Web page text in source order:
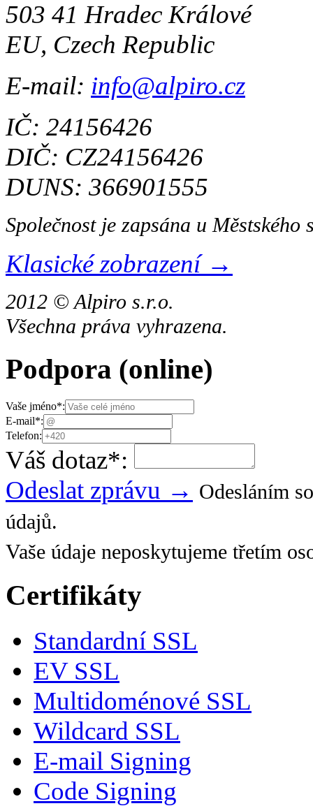
503 41 Hradec Králové
EU, Czech Republic
E-mail: info@alpiro.cz
IČ: 24156426
DIČ: CZ24156426
DUNS: 366901555
Společnost je zapsána u
Klasické zobrazení →
2012 © Alpiro s.r.o.
Všechna práva vyhrazena.
Podpora (online)
Vaše jméno*:
E-mail*:
Telefon:
Váš dotaz*:
Odeslat zprávu → Odesláním
údajů.
Vaše údaje neposkytujeme třetím
Certifikáty
Standardní SSL
EV SSL
Multidoménové SSL
Wildcard SSL
E-mail Signing
Code Signing